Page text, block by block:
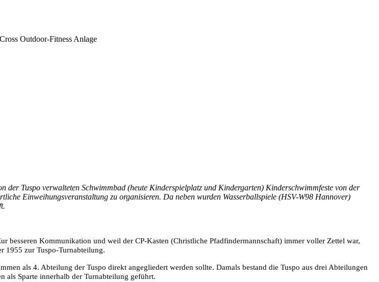
Outdoor-Fitness Anlage
Tuspo verwalteten Schwimmbad (heute Kinderspielplatz und Kindergarten) Kinderschwimmfeste von der
Einweihungsveranstaltung zu organisieren. Da neben wurden Wasserballspiele (HSV-W98 Hannover)
besseren Kommunikation und weil der CP-Kasten (Christliche Pfadfindermannschaft) immer voller Zettel war,
1955 zur Tuspo-Turnabteilung.
als 4. Abteilung der Tuspo direkt angegliedert werden sollte. Damals bestand die Tuspo aus drei Abteilungen
als Sparte innerhalb der Turnabteilung geführt.